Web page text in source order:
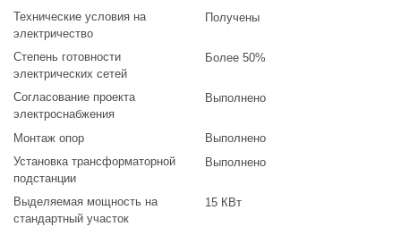
Технические условия на
электричество
Получены
Степень готовности
электрических сетей
Более 50%
Согласование проекта
электроснабжения
Выполнено
Монтаж опор
Выполнено
Установка трансформаторной
подстанции
Выполнено
Выделяемая мощность на
стандартный участок
15 КВт